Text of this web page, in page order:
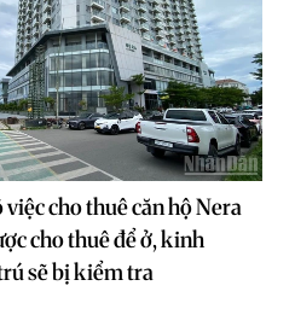
cho thuê căn hộ Nera
cho thuê để ở, kinh
sẽ bị kiểm tra